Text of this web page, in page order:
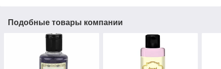
Подобные товары компании